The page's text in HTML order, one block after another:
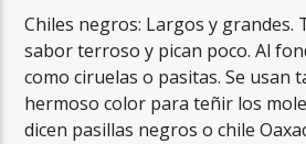
Chiles negros: Largos y grandes.
sabor terroso y pican poco. Al
como ciruelas o pasitas. Se usan
hermoso color para teñir los
dicen pasillas negros o chile